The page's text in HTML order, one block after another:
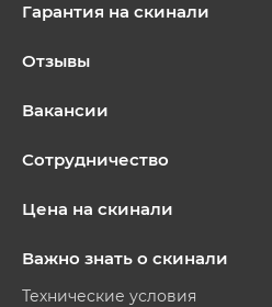
Гарантия на скинали
Отзывы
Вакансии
Сотрудничество
Цена на скинали
Важно знать о скинали
Технические условия